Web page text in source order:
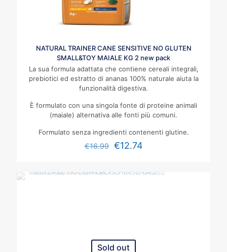
NATURAL TRAINER CANE SENSITIVE NO GLUTEN
SMALL&TOY MAIALE KG 2 new pack
La sua formula adattata che contiene cereali integrali,
prebiotici ed estratto di ananas 100% naturale aiuta la
funzionalità digestiva.
È formulato con una singola fonte di proteine animali
(maiale) alternativa alle fonti più comuni.
Formulato senza ingredienti contenenti glutine.
€16.99 €12.74
Sold out